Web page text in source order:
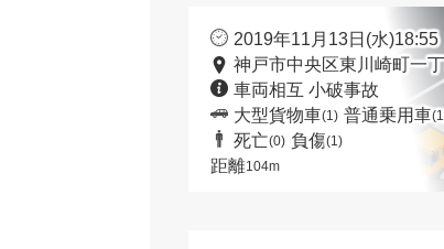
2019年11月13日(水)18:55
神戸市中央区東川崎町一
車両相互 小破事故
大型貨物車(1) 普通乗用車
死亡(0) 負傷(1)
距離104m